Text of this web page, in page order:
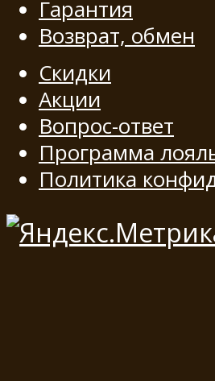
Гарантия
Возврат, обмен
Скидки
Акции
Вопрос-ответ
Программа
Политика